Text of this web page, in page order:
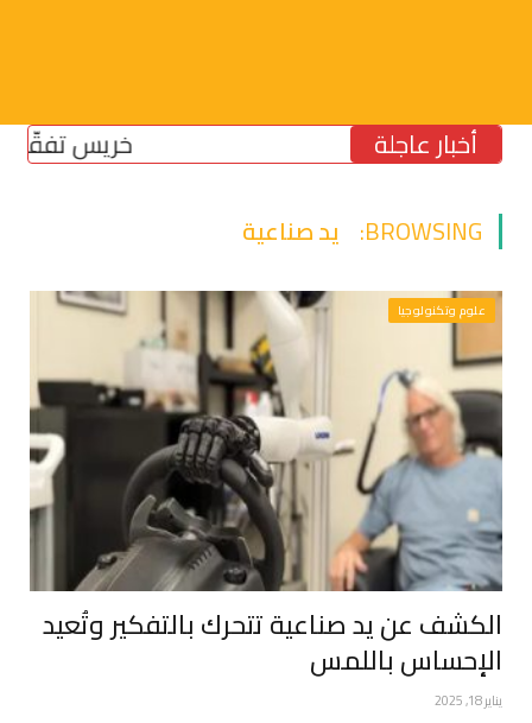
أخبار عاجلة خريس تفقّد
BROWSING: يد صناعية
علوم وتكنولوجيا
الكشف عن يد صناعية تتحرك بالتفكير وتُعيد
الإحساس باللمس
يناير 18, 2025